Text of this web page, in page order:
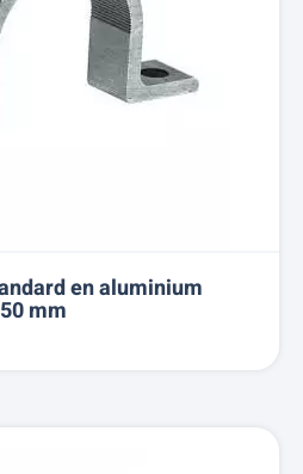
en aluminium
mm